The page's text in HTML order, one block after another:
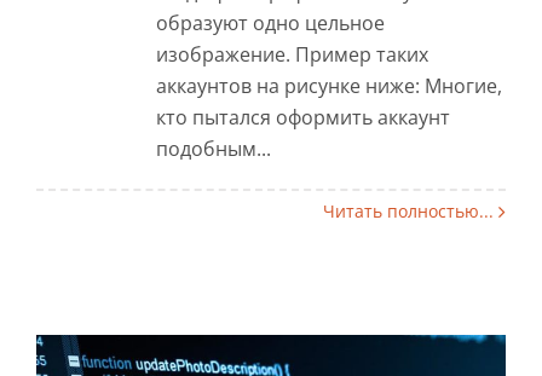
образуют одно цельное
изображение. Пример таких
аккаунтов на рисунке ниже: Многие,
кто пытался оформить аккаунт
подобным...
Читать полностью...